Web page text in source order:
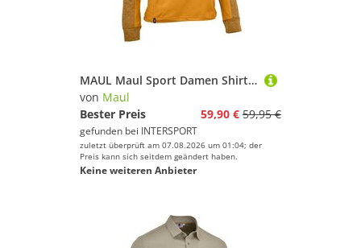
MAUL Maul Sport Damen Shirt Nettetal XT
von Maul
Bester Preis
59,90 € 59,95 €
gefunden bei INTERSPORT
zuletzt überprüft am 07.08.2026 um 01:04; der
Preis kann sich seitdem geändert haben.
Keine weiteren Anbieter